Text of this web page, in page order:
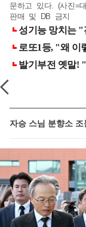
문하고 있다. (사진=
판매 및 DB 금지
자승 스님 분향소